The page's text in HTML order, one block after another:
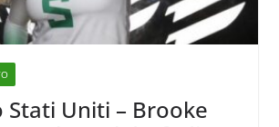
Stati Uniti – Brooke